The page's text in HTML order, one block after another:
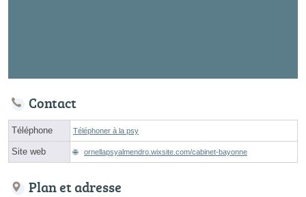
Contact
Téléphone Téléphoner à la psy
Site web ornellapsyalmendro.wixsite.com/cabinet-bayonne
Plan et adresse